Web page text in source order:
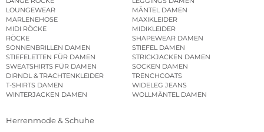
LOUNGEWEAR
MÄNTEL DAMEN
MARLENEHOSE
MAXIKLEIDER
MIDI RÖCKE
MIDIKLEIDER
RÖCKE
SHAPEWEAR DAMEN
SONNENBRILLEN DAMEN
STIEFEL DAMEN
STIEFELETTEN FÜR DAMEN
STRICKJACKEN DAMEN
SWEATSHIRTS FÜR DAMEN
SOCKEN DAMEN
DIRNDL & TRACHTENKLEIDER
TRENCHCOATS
T-SHIRTS DAMEN
WIDELEG JEANS
WINTERJACKEN DAMEN
WOLLMÄNTEL DAMEN
Herrenmode & Schuhe